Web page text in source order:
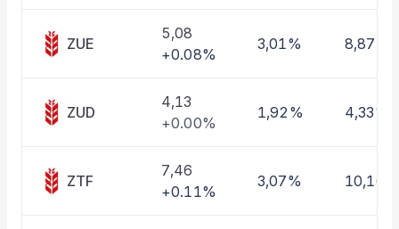
ZUE
5,08
+0.08%
3,01% 8,87%
ZUD
4,13
+0.00%
1,92% 4,33%
ZTF
7,46
+0.11%
3,07% 10,16%